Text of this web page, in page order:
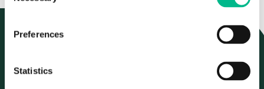
Preferences
Statistics
ANIMÉ, BEAU ET PLEIN DE CHARME
À seulement quelques mètres de la gare d’Atocha – la